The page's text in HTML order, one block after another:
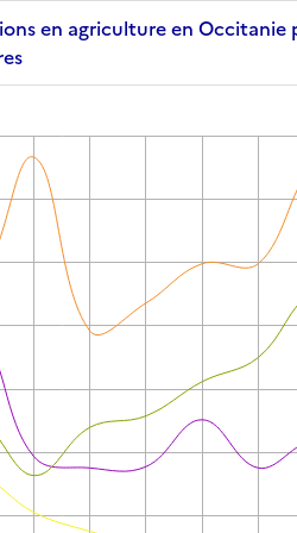
en agriculture en Occitanie